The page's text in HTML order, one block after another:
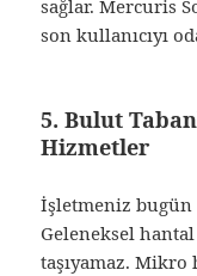
sağlar. Mercuris
son kullanıcıyı
5. Bulut
Hizmetler
İşletmeniz bugün
Geleneksel
taşıyamaz.